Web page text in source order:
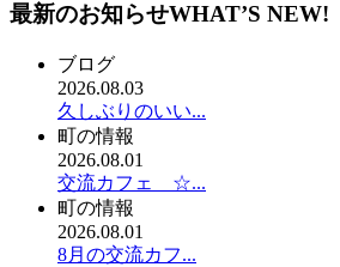
最新のお知らせWHAT’S NEW!
ブログ
2026.08.03
久しぶりのいい...
町の情報
2026.08.01
交流カフェ ☆...
町の情報
2026.08.01
8月の交流カフ...